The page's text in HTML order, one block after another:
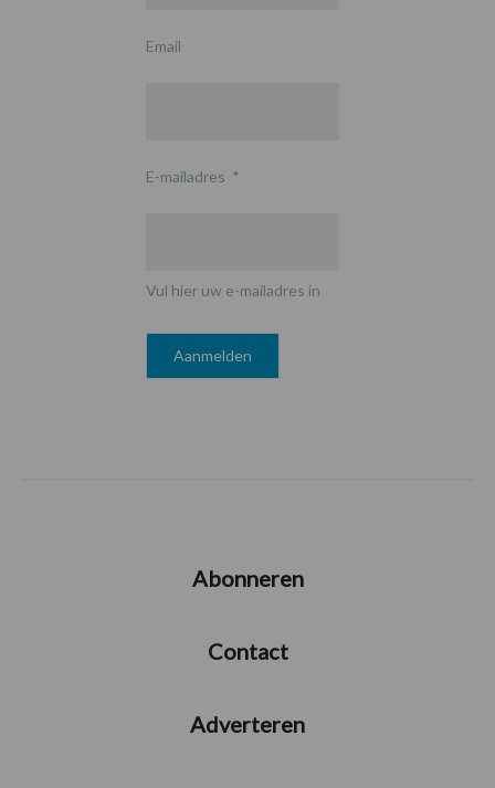
Email
E-mailadres *
Vul hier uw e-mailadres in
Abonneren
Contact
Adverteren